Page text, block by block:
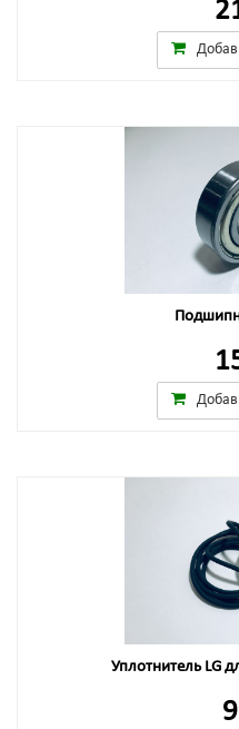
Уплотнитель LG